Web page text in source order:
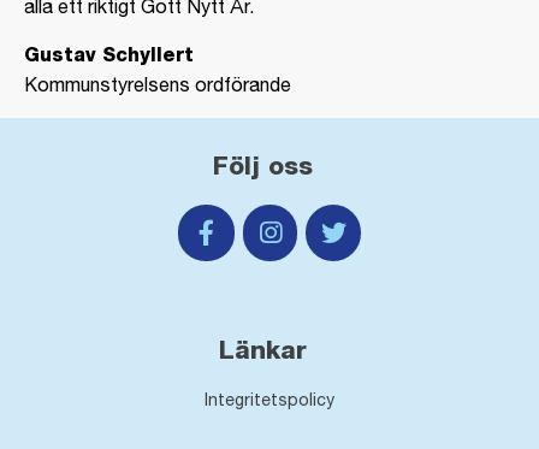
alla ett riktigt Gott Nytt År.
Gustav Schyllert
Kommunstyrelsens ordförande
Följ oss
Länkar
Integritetspolicy